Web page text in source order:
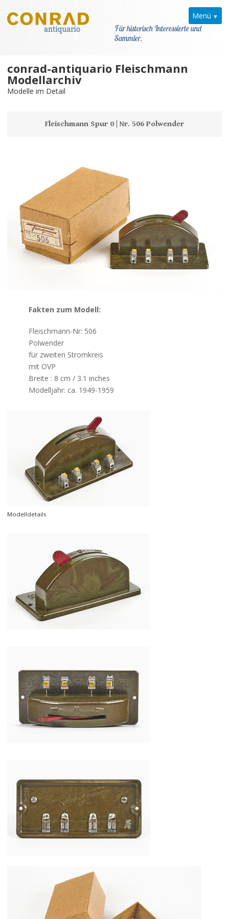
Für historisch Interessierte und
Sammler.
Home
News
Modellarchiv
Kataloge
Kontakt
Menü
conrad-antiquario Fleischmann
Modellarchiv
Modelle im Detail
Fleischmann Spur 0 | Nr. 506 Polwender
Fakten zum Modell:
Fleischmann-Nr: 506
Polwender
für zweiten Stromkreis
mit OVP
Breite : 8 cm / 3.1 inches
Modelljahr: ca. 1949-1959
Modelldetails